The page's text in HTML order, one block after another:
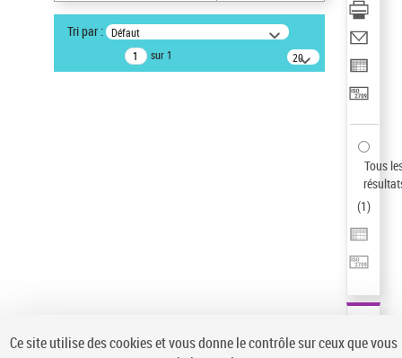
Statut de la notice d’autorité
Notice élémentaire
Type de notice d'autorité
Pays
Tri par : Défaut
sur 1
20
résultats/page
Tous
(1)
Ce site utilise des cookies et vous donne le contrôle sur ceux que vous